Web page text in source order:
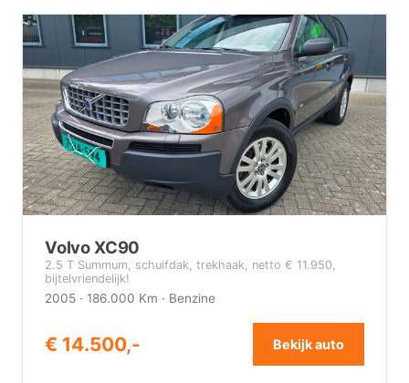
Volvo XC90
2.5 T Summum, schuifdak, trekhaak, netto € 11.950,
bijtelvriendelijk!
2005 · 186.000 Km · Benzine
€ 14.500,- Bekijk auto